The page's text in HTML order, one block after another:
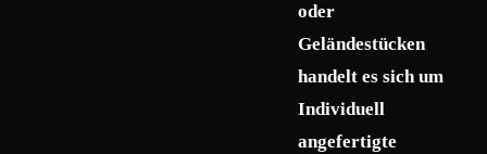
oder
Geländestücken
handelt es sich um
Individuell
angefertigte